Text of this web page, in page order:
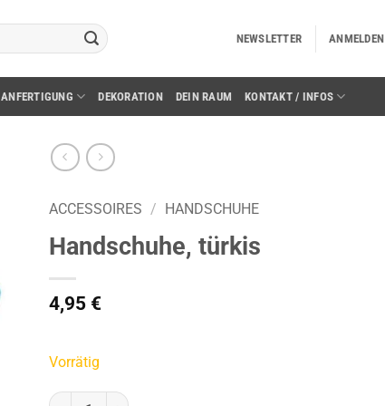
NEWSLETTER ANMELDEN
ANFERTIGUNG DEKORATION DEIN RAUM KONTAKT / INFOS
ACCESSOIRES / HANDSCHUHE
Handschuhe, türkis
4,95 €
Vorrätig
Handschuhe, türkis Menge